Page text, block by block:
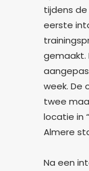
tijdens
eerste
gemaakt.
week. De
twee
locatie in
Almere
Na een